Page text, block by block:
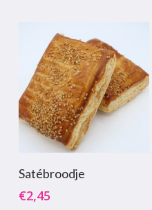
Toevoegen Aan
Winkelwagen
Satébroodje
€2,45